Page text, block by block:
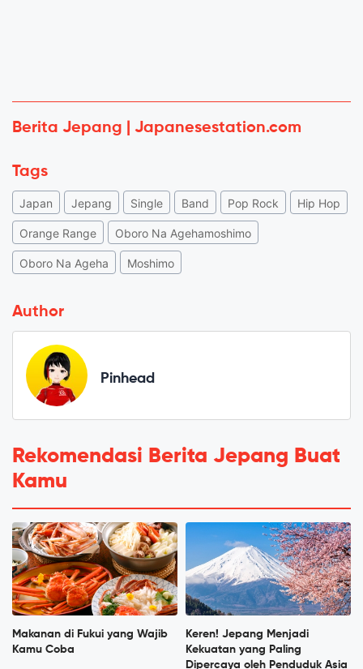
Berita Jepang | Japanesestation.com
Tags
Japan Jepang Single Band Pop Rock Hip Hop
Orange Range Oboro Na Agehamoshimo
Oboro Na Ageha Moshimo
Author
Pinhead
Rekomendasi Berita Jepang Buat
Kamu
Makanan di Fukui yang Wajib
Kamu Coba
Keren! Jepang Menjadi
Kekuatan yang Paling
Dipercaya oleh Penduduk Asia